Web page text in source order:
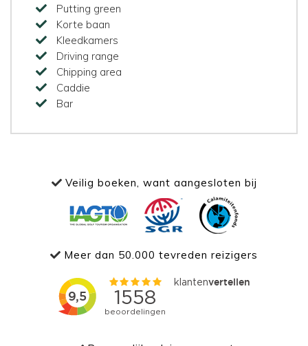
Putting green
Korte baan
Kleedkamers
Driving range
Chipping area
Caddie
Bar
Veilig boeken, want aangesloten bij
Meer dan 50.000 tevreden reizigers